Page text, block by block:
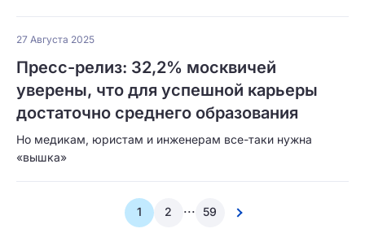
27 Августа 2025
Пресс-релиз: 32,2% москвичей
уверены, что для успешной карьеры
достаточно среднего образования
Но медикам, юристам и инженерам все-таки нужна
«вышка»
1 2 ... 59